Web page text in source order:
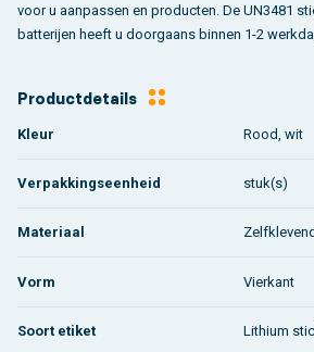
voor u aanpassen en producten. De UN3481
batterijen heeft u doorgaans binnen 1-2
Productdetails
Kleur Rood, wit
Verpakkingseenheid stuk(s)
Materiaal
Vorm Vierkant
Soort etiket Lithium